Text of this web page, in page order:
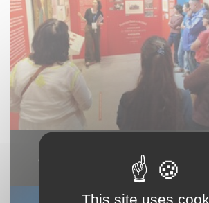
This site uses
Groupes